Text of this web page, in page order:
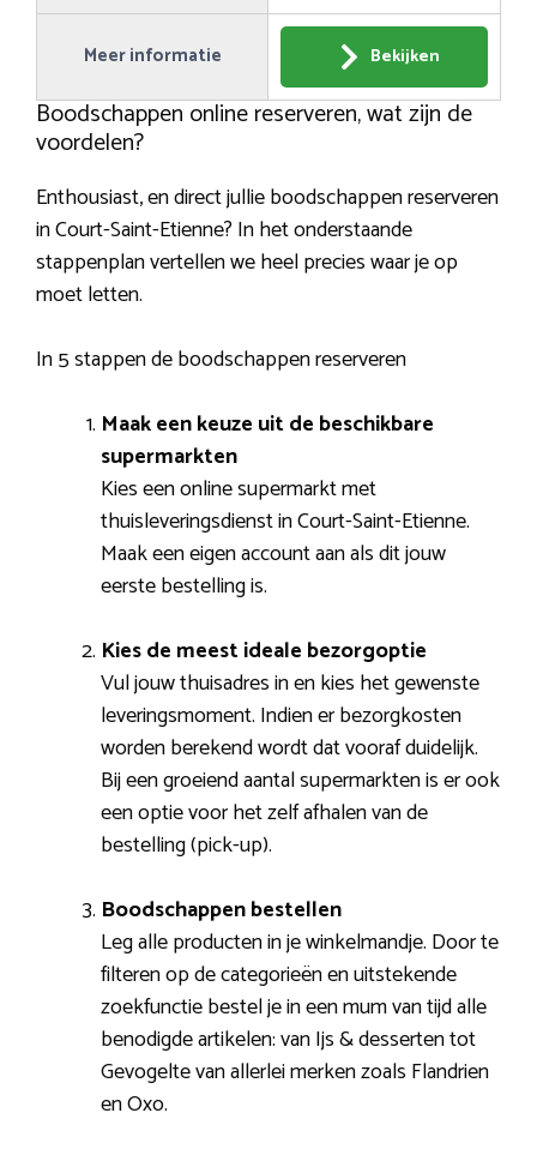
Meer informatie Bekijken
Boodschappen online reserveren, wat zijn de
voordelen?
Enthousiast, en direct jullie boodschappen reserveren
in Court-Saint-Etienne? In het onderstaande
stappenplan vertellen we heel precies waar je op
moet letten.
In 5 stappen de boodschappen reserveren
Maak een keuze uit de beschikbare
supermarkten
Kies een online supermarkt met
thuisleveringsdienst in Court-Saint-Etienne.
Maak een eigen account aan als dit jouw
eerste bestelling is.
Kies de meest ideale bezorgoptie
Vul jouw thuisadres in en kies het gewenste
leveringsmoment. Indien er bezorgkosten
worden berekend wordt dat vooraf duidelijk.
Bij een groeiend aantal supermarkten is er ook
een optie voor het zelf afhalen van de
bestelling (pick-up).
Boodschappen bestellen
Leg alle producten in je winkelmandje. Door te
filteren op de categorieën en uitstekende
zoekfunctie bestel je in een mum van tijd alle
benodigde artikelen: van Ijs & desserten tot
Gevogelte van allerlei merken zoals Flandrien
en Oxo.